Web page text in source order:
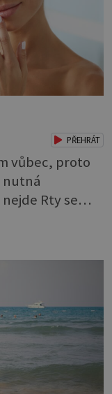
PŘEHRÁT
vůbec, proto
nutná
tenčí
a pokožka.
proto jsou
k
rty je proto
chce